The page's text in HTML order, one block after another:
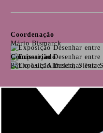
Coordenação
Mário Bismarck
Comissariado
Paulo Luís Almeida, Sílvia
A Faculdade de Belas Artes
(FBAUP) e o MNSR
o uso do desenho em
do Porto (UPorto). Parte
,